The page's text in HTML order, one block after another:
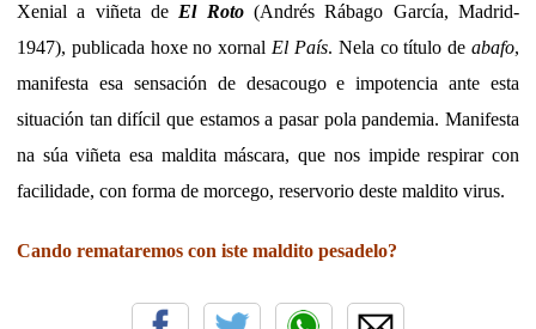
Xenial a viñeta deEl Roto(Andrés Rábago García, Madrid-
1947), publicada hoxe no xornalEl País. Nela co título deabafo,
manifesta esa sensación de desacougo e impotencia ante esta
situación tan difícil que estamos a pasar pola pandemia. Manifesta
na súa viñeta esa maldita máscara, que nos impide respirar con
facilidade, con forma de morcego, reservorio deste maldito virus.
Cando remataremos con iste maldito pesadelo?